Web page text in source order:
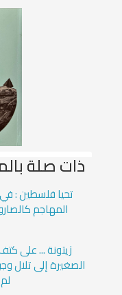
ذات صلة
تحيا فلسطين :
المهاجم
زيتونة ... على
الصغيرة إلى تلال